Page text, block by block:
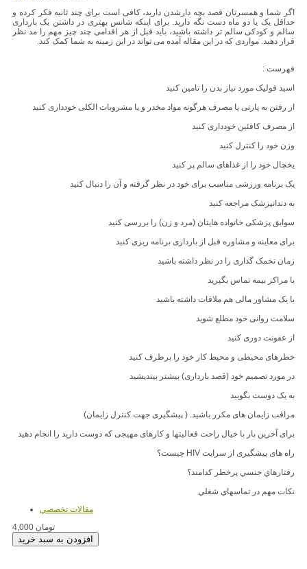
اگر شما و همسرتان قصد بچه دارشدن دارید، کافی است برای چند ثانیه فکر کرده و
حداقل یک یا دو ماه دست نگه دارید. برای اینکه شانس بهتری در داشتن یک بارداری
سالم و کودکی سالم تر داشته باشید، باید قبل از هر اقدامی چند چیز مهم را مد نظر
قرار دهید. مواردی که در این مقاله آمده می تواند در این زمینه به شما کمک کند.
فهرست :
اسید فولیک مورد نیاز بدن را تامین کنید
از رفتن به پارتی یا مصرف هرگونه مواد مخدر و یا مشروبات الکلی خودداری کنید
از مصرف کافئین خودداری کنید
وزن خود را کنترل کنید
یخچال خود را از غذاهای سالم پر کنید
یک برنامه ورزشی مناسب برای خود در نظر گرفته و آن را دنبال کنید
به دندانپزشک مراجعه کنید
سوابق پزشکی خانواده هایتان (مرد و زن) را بررسی کنید
برای معاینه و مشاوره قبل از بارداری برنامه ریزی کنید
زمان تخمک گذاری را در نظر داشته باشید
با مراکز بیمه تماس بگیرید
با یک مشاور مالی هم ملاقات داشته باشید
سلامت روانی خود مطلع شوید
از عفونت دوری کنید
خطرهای محیطی و محیط کار خود را برطرف کنید
در مورد تصمیم خود (قصد بارداری) بیشتر بیندیشید
به یک دوست بگویید
مراقب زایمان های مکرر باشید. ( پیشگیری جهت کنترل زایمان)
برای آخرین بار با خیال راحت فعالیتها و کارهای مهیجی که دوست دارید را انجام دهید
راه ‌های پيشگيری از سرايت HIV چيست؟
رفتارهاي جنسي پرخطر كدامند؟
نكات مهم در تماسهاي شغلي
مقالات تخصصي
4,000 تومان